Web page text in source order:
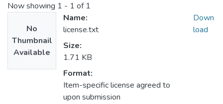
Now showing 1 - 1 of 1
No
Thumbnail
Available
Name:
license.txt
Size:
1.71 KB
Format:
Item-specific license agreed to
upon submission
Down
load